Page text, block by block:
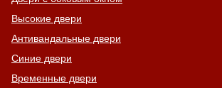
Высокие двери
Антивандальные двери
Синие двери
Временные двери